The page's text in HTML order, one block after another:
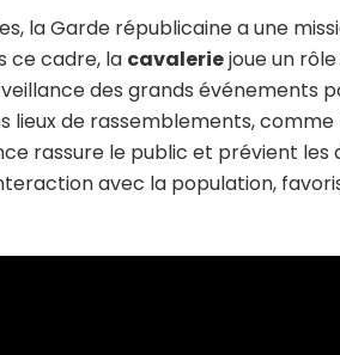
la Garde républicaine a une
ce cadre, la cavaleriejoue un
des grands événements
lieux de rassemblements,
rassure le public et prévient
avec la population,